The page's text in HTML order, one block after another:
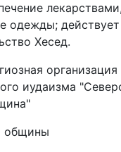
лекарствами,
одежды; действует
Хесед.
организация
иудаизма
общины